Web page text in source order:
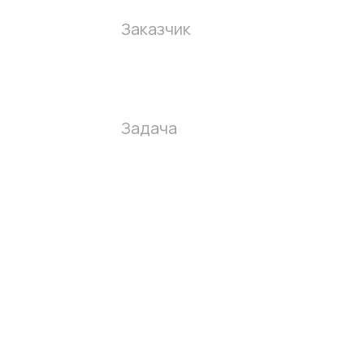
Заказчик
Задача